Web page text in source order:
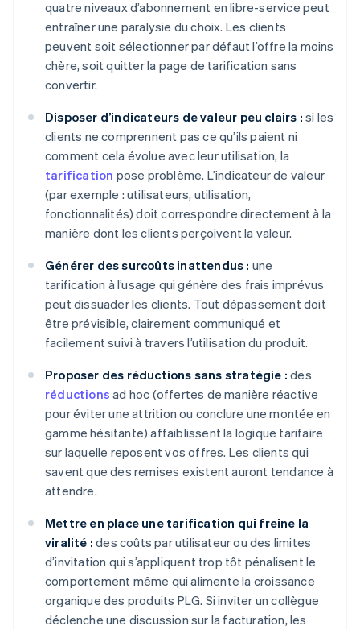
quatre niveaux d’abonnement en libre-service peut
entraîner une paralysie du choix. Les clients
peuvent soit sélectionner par défaut l’offre la moins
chère, soit quitter la page de tarification sans
convertir.
Disposer d’indicateurs de valeur peu clairs : si les
clients ne comprennent pas ce qu’ils paient ni
comment cela évolue avec leur utilisation, la
tarification pose problème. L’indicateur de valeur
(par exemple : utilisateurs, utilisation,
fonctionnalités) doit correspondre directement à la
manière dont les clients perçoivent la valeur.
Générer des surcoûts inattendus : une
tarification à l’usage qui génère des frais imprévus
peut dissuader les clients. Tout dépassement doit
être prévisible, clairement communiqué et
facilement suivi à travers l’utilisation du produit.
Proposer des réductions sans stratégie : des
réductions ad hoc (offertes de manière réactive
pour éviter une attrition ou conclure une montée en
gamme hésitante) affaiblissent la logique tarifaire
sur laquelle reposent vos offres. Les clients qui
savent que des remises existent auront tendance à
attendre.
Mettre en place une tarification qui freine la
viralité : des coûts par utilisateur ou des limites
d’invitation qui s’appliquent trop tôt pénalisent le
comportement même qui alimente la croissance
organique des produits PLG. Si inviter un collègue
déclenche une discussion sur la facturation, les